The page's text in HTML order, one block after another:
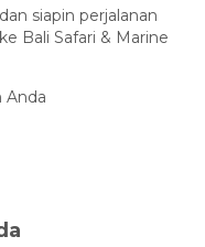
siapin perjalanan
Bali Safari & Marine
Anda